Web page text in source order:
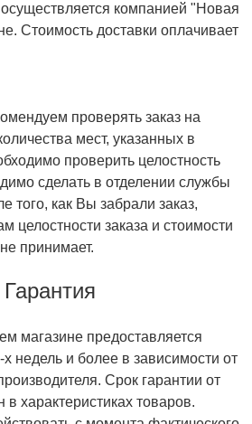
осуществляется компанией "Новая
Стоимость доставки оплачивает
проверять заказ на
мест, указанных в
проверить целостность
сделать в отделении службы
того, как Вы забрали заказ,
целостности заказа и стоимости
принимает.
Гарантия
магазине предоставляется
х недель и более в зависимости от
Срок гарантии от
в характеристиках товаров.